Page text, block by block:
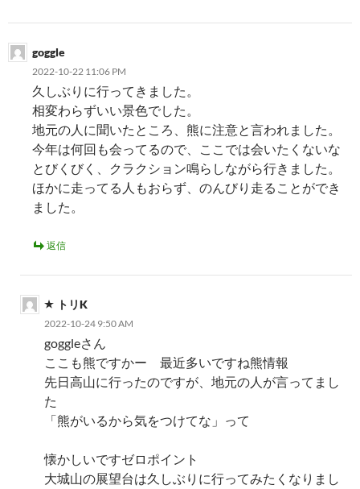
goggle
2022-10-22 11:06 PM
久しぶりに行ってきました。
相変わらずいい景色でした。
地元の人に聞いたところ、熊に注意と言われました。
今年は何回も会ってるので、ここでは会いたくないな
とびくびく、クラクション鳴らしながら行きました。
ほかに走ってる人もおらず、のんびり走ることができ
ました。
返信
トリK
2022-10-24 9:50 AM
goggleさん
ここも熊ですかー 最近多いですね熊情報
先日高山に行ったのですが、地元の人が言ってまし
た
「熊がいるから気をつけてな」って
懐かしいですゼロポイント
大城山の展望台は久しぶりに行ってみたくなりまし